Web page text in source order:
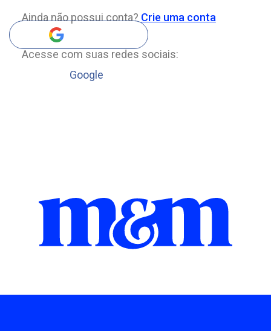
Ainda não possui conta? Crie uma conta
Acesse com suas redes sociais:
Google